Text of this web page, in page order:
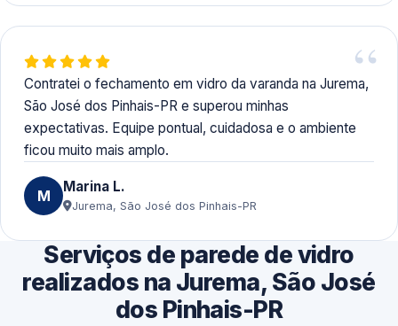
Contratei o fechamento em vidro da varanda na Jurema,
São José dos Pinhais-PR e superou minhas
expectativas. Equipe pontual, cuidadosa e o ambiente
ficou muito mais amplo.
M Marina L.
Jurema, São José dos Pinhais-PR
Serviços de parede de vidro
realizados na Jurema, São José
dos Pinhais-PR